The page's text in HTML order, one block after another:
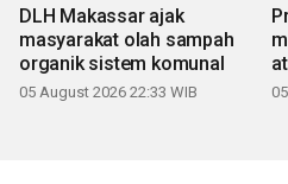
DLH Makassar ajak
masyarakat olah sampah
organik sistem komunal
05 August 2026 22:33 WIB